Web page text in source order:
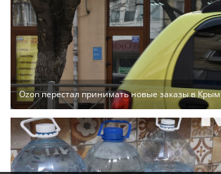
Ozon перестал принимать новые заказы в Крым